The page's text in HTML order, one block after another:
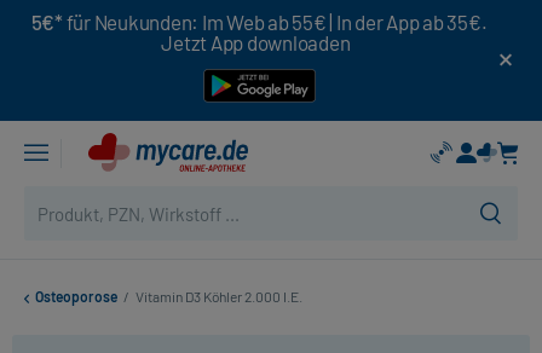
5€* für Neukunden: Im Web ab 55€ | In der App ab 35€.
Jetzt App downloaden
Osteoporose / Vitamin D3 Köhler 2.000 I.E.